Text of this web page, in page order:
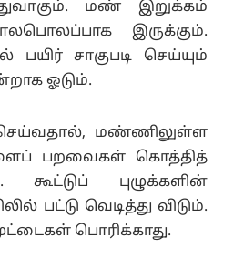
மண் இறுக்கம்
இருக்கும்.
பயிர் சாகுபடி செய்யும்
ஓடும்.
மண்ணிலுள்ள
பறவைகள் கொத்தித்
கூட்டுப் புழுக்களின்
பட்டு வெடித்து விடும்.
பொரிக்காது.